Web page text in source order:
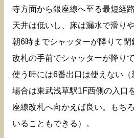
寺方面から銀座線へ至る最短経
天井は低いし、床は漏水で滑り
朝6時までシャッターが降りて
改札の手前でシャッターが降り
使う時には6番出口は使えない
場合は東武浅草駅1F西側の入口
座線改札へ向かえば良い。もち
いることもできる）。